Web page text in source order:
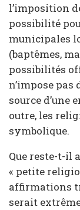
l’imposition
possibilité
municipales
(baptêmes,
possibilités
n’impose
source d’une
outre, les
symbolique.
Que reste-t-il
« petite
affirmations
serait